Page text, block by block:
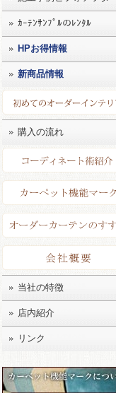
ｶｰﾃﾝｻﾝﾌﾟﾙのﾚﾝﾀﾙ
HPお得情報
新商品情報
購入の流れ
当社の特徴
店内紹介
リンク